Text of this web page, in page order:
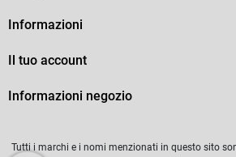
Informazioni
Il tuo account
Informazioni negozio
Tutti i marchi e i nomi menzionati in questo sito